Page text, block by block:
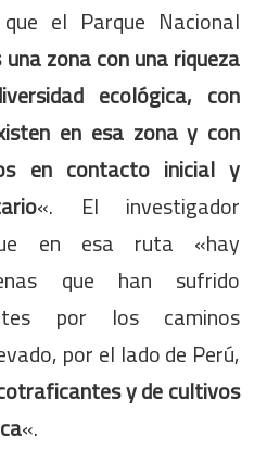
el Parque Nacional
una zona con una riqueza
ecológica, con
en esa zona y con
en contacto inicial y
«. El investigador
en esa ruta «hay
que han sufrido
por los caminos
por el lado de Perú,
y de cultivos
«.